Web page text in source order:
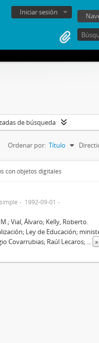
Iniciar sesión
de búsqueda
Ordenar por: Título
con objetos digitales
1992-09-01
Vial, Álvaro; Kelly, Roberto.
Ley de Educación;
Covarrubias; Raúl Lecaros; ... »